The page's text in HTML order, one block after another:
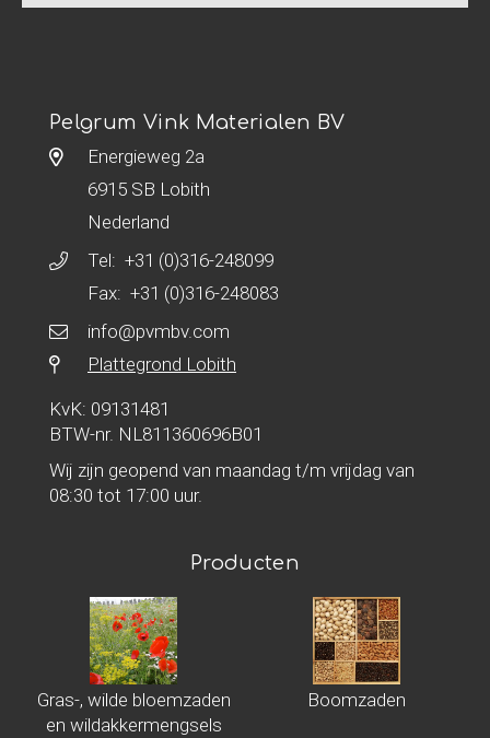
Pelgrum Vink Materialen BV
Energieweg 2a
6915 SB Lobith
Nederland
Tel: +31 (0)316-248099
Fax: +31 (0)316-248083
info@pvmbv.com
Plattegrond Lobith
KvK: 09131481
BTW-nr. NL811360696B01
Wij zijn geopend van maandag t/m vrijdag van
08:30 tot 17:00 uur.
Producten
Gras-, wilde bloemzaden
en wildakkermengsels
Boomzaden